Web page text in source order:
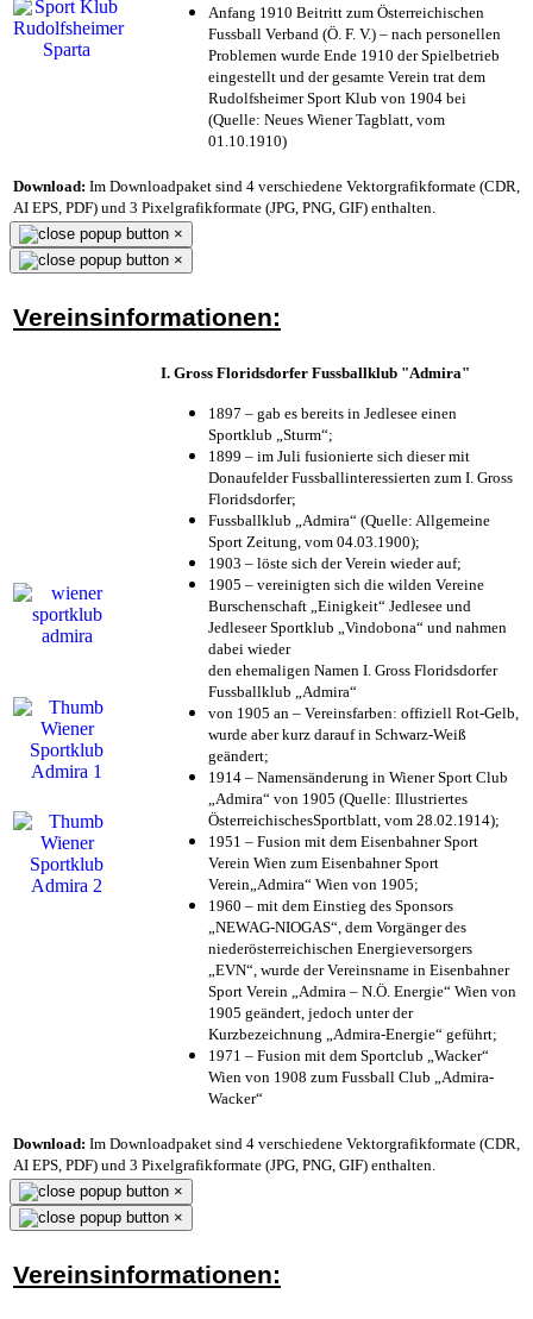
Anfang 1910 Beitritt zum Österreichischen
Fussball Verband (Ö. F. V.) – nach personellen
Problemen wurde Ende 1910 der Spielbetrieb
eingestellt und der gesamte Verein trat dem
Rudolfsheimer Sport Klub von 1904 bei
(Quelle: Neues Wiener Tagblatt, vom
01.10.1910)
Download: Im Downloadpaket sind 4 verschiedene Vektorgrafikformate (CDR,
AI EPS, PDF) und 3 Pixelgrafikformate (JPG, PNG, GIF) enthalten.
×
×
Vereinsinformationen:
I. Gross Floridsdorfer Fussballklub "Admira"
1897 – gab es bereits in Jedlesee einen
Sportklub „Sturm“;
1899 – im Juli fusionierte sich dieser mit
Donaufelder Fussballinteressierten zum I. Gross
Floridsdorfer;
Fussballklub „Admira“ (Quelle: Allgemeine
Sport Zeitung, vom 04.03.1900);
1903 – löste sich der Verein wieder auf;
1905 – vereinigten sich die wilden Vereine
Burschenschaft „Einigkeit“ Jedlesee und
Jedleseer Sportklub „Vindobona“ und nahmen
dabei wieder
den ehemaligen Namen I. Gross Floridsdorfer
Fussballklub „Admira“
von 1905 an – Vereinsfarben: offiziell Rot-Gelb,
wurde aber kurz darauf in Schwarz-Weiß
geändert;
1914 – Namensänderung in Wiener Sport Club
„Admira“ von 1905 (Quelle: Illustriertes
ÖsterreichischesSportblatt, vom 28.02.1914);
1951 – Fusion mit dem Eisenbahner Sport
Verein Wien zum Eisenbahner Sport
Verein„Admira“ Wien von 1905;
1960 – mit dem Einstieg des Sponsors
„NEWAG-NIOGAS“, dem Vorgänger des
niederösterreichischen Energieversorgers
„EVN“, wurde der Vereinsname in Eisenbahner
Sport Verein „Admira – N.Ö. Energie“ Wien von
1905 geändert, jedoch unter der
Kurzbezeichnung „Admira-Energie“ geführt;
1971 – Fusion mit dem Sportclub „Wacker“
Wien von 1908 zum Fussball Club „Admira-
Wacker“
Download: Im Downloadpaket sind 4 verschiedene Vektorgrafikformate (CDR,
AI EPS, PDF) und 3 Pixelgrafikformate (JPG, PNG, GIF) enthalten.
×
×
Vereinsinformationen: